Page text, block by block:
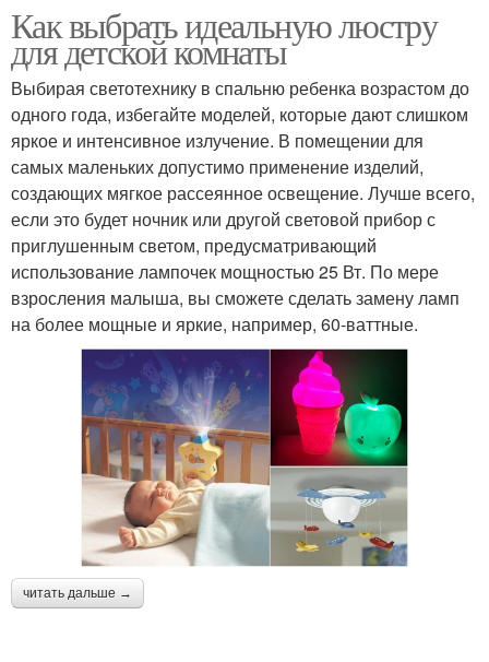
Как выбрать идеальную люстру
для детской комнаты
Выбирая светотехнику в спальню ребенка возрастом до
одного года, избегайте моделей, которые дают слишком
яркое и интенсивное излучение. В помещении для
самых маленьких допустимо применение изделий,
создающих мягкое рассеянное освещение. Лучше всего,
если это будет ночник или другой световой прибор с
приглушенным светом, предусматривающий
использование лампочек мощностью 25 Вт. По мере
взросления малыша, вы сможете сделать замену ламп
на более мощные и яркие, например, 60-ваттные.
читать дальше →